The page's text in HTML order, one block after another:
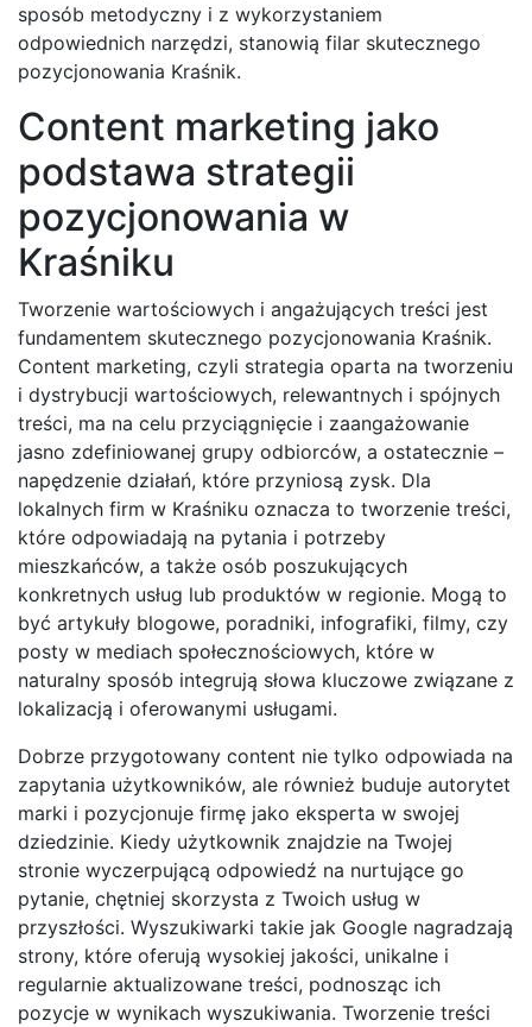
sposób metodyczny i z wykorzystaniem
odpowiednich narzędzi, stanowią filar skutecznego
pozycjonowania Kraśnik.
Content marketing jako
podstawa strategii
pozycjonowania w
Kraśniku
Tworzenie wartościowych i angażujących treści jest
fundamentem skutecznego pozycjonowania Kraśnik.
Content marketing, czyli strategia oparta na tworzeniu
i dystrybucji wartościowych, relewantnych i spójnych
treści, ma na celu przyciągnięcie i zaangażowanie
jasno zdefiniowanej grupy odbiorców, a ostatecznie –
napędzenie działań, które przyniosą zysk. Dla
lokalnych firm w Kraśniku oznacza to tworzenie treści,
które odpowiadają na pytania i potrzeby
mieszkańców, a także osób poszukujących
konkretnych usług lub produktów w regionie. Mogą to
być artykuły blogowe, poradniki, infografiki, filmy, czy
posty w mediach społecznościowych, które w
naturalny sposób integrują słowa kluczowe związane z
lokalizacją i oferowanymi usługami.
Dobrze przygotowany content nie tylko odpowiada na
zapytania użytkowników, ale również buduje autorytet
marki i pozycjonuje firmę jako eksperta w swojej
dziedzinie. Kiedy użytkownik znajdzie na Twojej
stronie wyczerpującą odpowiedź na nurtujące go
pytanie, chętniej skorzysta z Twoich usług w
przyszłości. Wyszukiwarki takie jak Google nagradzają
strony, które oferują wysokiej jakości, unikalne i
regularnie aktualizowane treści, podnosząc ich
pozycje w wynikach wyszukiwania. Tworzenie treści